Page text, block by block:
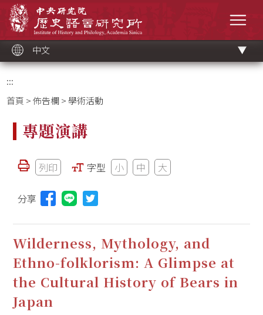
中文
:::
首頁 >佈告欄> 學術活動
專題演講
列印 字型 小 中 大
分享 分享本頁至Line(另開視窗)
Wilderness, Mythology, and
Ethno-folklorism: A Glimpse at
the Cultural History of Bears in
Japan